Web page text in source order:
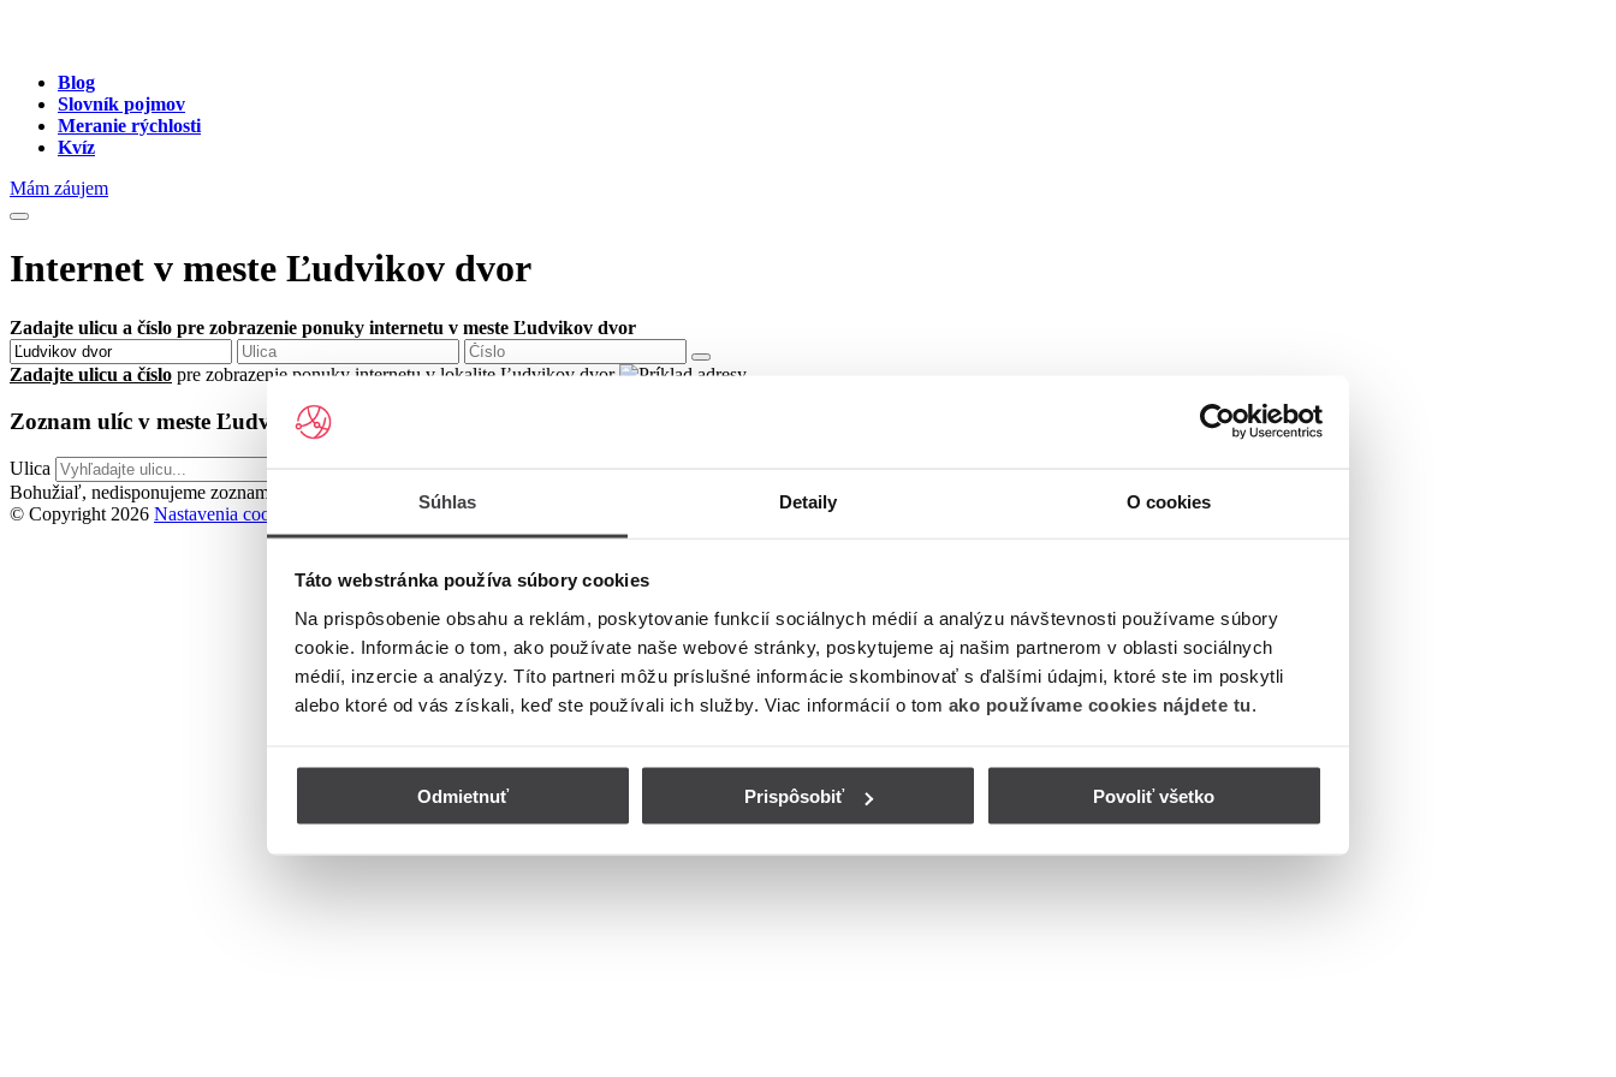
Súhlas Detaily O cookies
Táto webstránka používa súbory cookies
Na prispôsobenie obsahu a reklám, poskytovanie funkcií sociálnych médií a analýzu návštevnosti používame súbory
cookie. Informácie o tom, ako používate naše webové stránky, poskytujeme aj našim partnerom v oblasti sociálnych
médií, inzercie a analýzy. Títo partneri môžu príslušné informácie skombinovať s ďalšími údajmi, ktoré ste im poskytli
alebo ktoré od vás získali, keď ste používali ich služby. Viac informácií o tom ako používame cookies nájdete tu.
Odmietnuť Prispôsobiť Povoliť všetko
Blog
Slovník pojmov
Meranie rýchlosti
Kvíz
Mám záujem
Internet v meste Ľudvikov dvor
Zadajte ulicu a číslo pre zobrazenie ponuky internetu v meste Ľudvikov dvor
Zadajte ulicu a číslo pre zobrazenie ponuky internetu v lokalite Ľudvikov dvor
Zoznam ulíc v meste Ľudvikov dvor
Ulica
Bohužiaľ, nedisponujeme zoznamom dostupných ulíc v danom meste
© Copyright 2026 Nastavenia cookies